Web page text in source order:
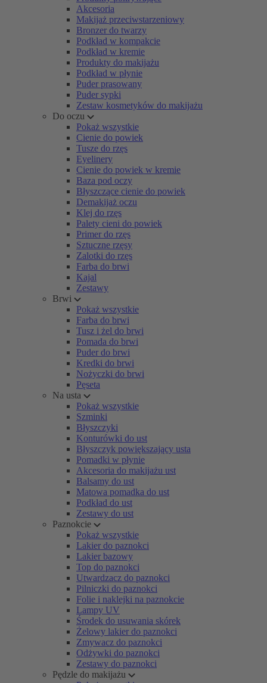
Akcesoria
Makijaż przeciwstarzeniowy
Bronzer do twarzy
Podkład w kompakcie
Podkład w kremie
Produkty do makijażu
Podkład w płynie
Puder prasowany
Puder sypki
Zestaw kosmetyków do makijażu
Do oczu
Pokaż wszystkie
Cienie do powiek
Tusze do rzęs
Eyelinery
Cienie do powiek w kremie
Baza pod oczy
Błyszczące cienie do powiek
Demakijaż oczu
Klej do rzęs
Palety cieni do powiek
Primer do rzęs
Sztuczne rzęsy
Zalotki do rzęs
Farba do brwi
Kajal
Zestawy
Brwi
Pokaż wszystkie
Farba do brwi
Tusz i żel do brwi
Pomada do brwi
Puder do brwi
Kredki do brwi
Nożyczki do brwi
Pęseta
Na usta
Pokaż wszystkie
Szminki
Błyszczyki
Konturówki do ust
Błyszczyk powiększający usta
Pomadki w płynie
Akcesoria do makijażu ust
Balsamy do ust
Matowa pomadka do ust
Podkład do ust
Zestawy do ust
Paznokcie
Pokaż wszystkie
Lakier do paznokci
Lakier bazowy
Top do paznokci
Utwardzacz do paznokci
Pilniczki do paznokci
Folie i naklejki na paznokcie
Lampy UV
Środek do usuwania skórek
Żelowy lakier do paznokci
Zmywacz do paznokci
Odżywki do paznokci
Zestawy do paznokci
Pędzle do makijażu